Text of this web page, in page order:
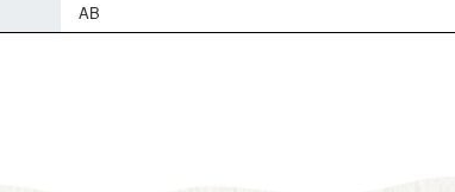
AB